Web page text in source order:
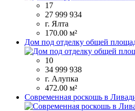
17
27 999 934
г. Ялта
170.00 м²
Дом под отделку общей
10
34 999 938
г. Алупка
472.00 м²
Современная роскошь в